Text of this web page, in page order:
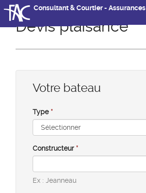
Consultant & Courtier - Assurances
Devis plaisance
Votre bateau
Type *
Constructeur *
Ex : Jeanneau